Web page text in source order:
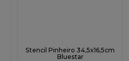
Stencil Pinheiro 34,5x16,5cm
Bluestar